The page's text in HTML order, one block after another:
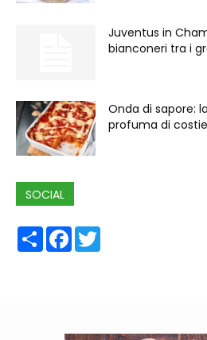
Juventus in
bianconeri tra i
Onda di sapore:
profuma di
SOCIAL
ShareFacebook